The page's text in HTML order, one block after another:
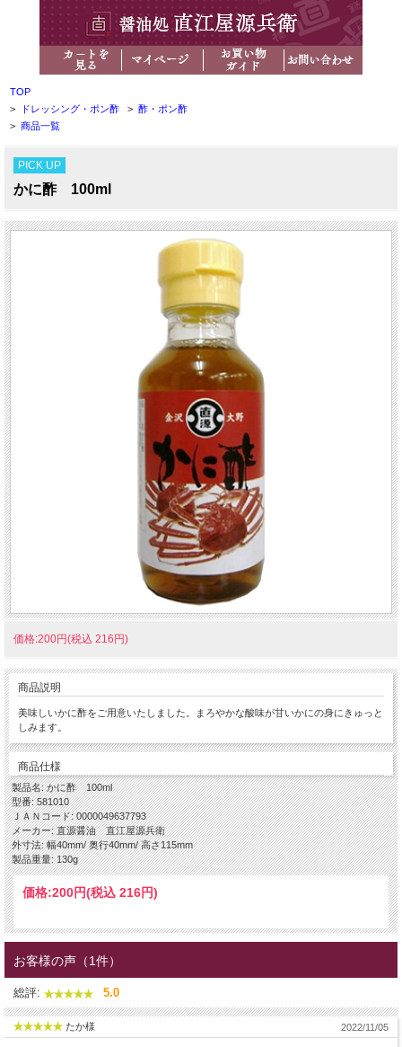
TOP
> ドレッシング・ポン酢 > 酢・ポン酢
> 商品一覧
PICK UP
かに酢 100ml
価格:200円(税込 216円)
商品説明
美味しいかに酢をご用意いたしました。まろやかな酸味が甘いかにの身にきゅっと
しみます。
商品仕様
製品名: かに酢 100ml
型番: 581010
ＪＡＮコード: 0000049637793
メーカー: 直源醤油 直江屋源兵衛
外寸法: 幅40mm/ 奥行40mm/ 高さ115mm
製品重量: 130g
価格:200円(税込 216円)
お客様の声（1件）
総評: 5.0
たか様 2022/11/05